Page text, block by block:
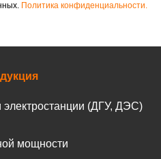
Политика конфиденциальности.
(ДГУ, ДЭС)
мощности